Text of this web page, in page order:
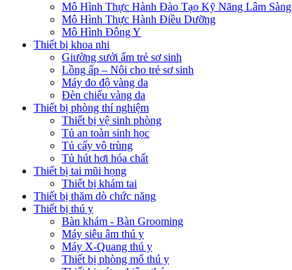
Mô Hình Thực Hành Đào Tạo Kỹ Năng Lâm Sàng
Mô Hình Thực Hành Điều Dưỡng
Mô Hình Đông Y
Thiết bị khoa nhi
Giường sưởi ấm trẻ sơ sinh
Lồng ấp – Nôi cho trẻ sơ sinh
Máy đo độ vàng da
Đèn chiếu vàng da
Thiết bị phòng thí nghiệm
Thiết bị vệ sinh phòng
Tủ an toàn sinh học
Tủ cấy vô trùng
Tủ hút hơi hóa chất
Thiết bị tai mũi họng
Thiết bị khám tai
Thiết bị thăm dò chức năng
Thiết bị thú y
Bàn khám - Bàn Grooming
Máy siêu âm thú y
Máy X-Quang thú y
Thiết bị phòng mổ thú y